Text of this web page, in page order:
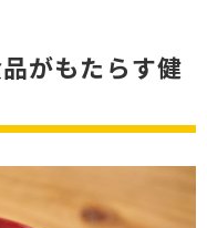
がもたらす健